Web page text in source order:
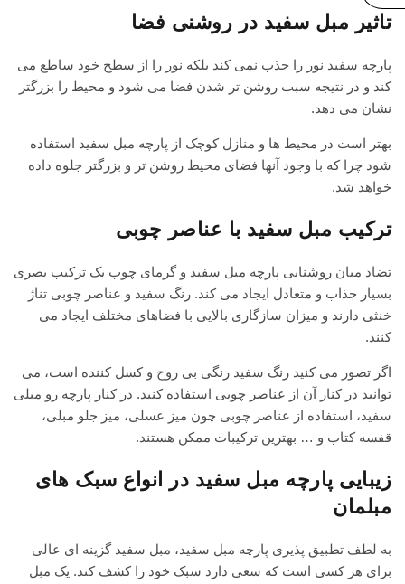
تاثیر مبل سفید در روشنی فضا
پارچه سفید نور را جذب نمی کند بلکه نور را از سطح خود ساطع می
کند و در نتیجه سبب روشن تر شدن فضا می شود و محیط را بزرگتر
نشان می دهد.
بهتر است در محیط ها و منازل کوچک از پارچه مبل سفید استفاده
شود چرا که با وجود آنها فضای محیط روشن تر و بزرگتر جلوه داده
خواهد شد.
ترکیب مبل سفید با عناصر چوبی
تضاد میان روشنایی پارچه مبل سفید و گرمای چوب یک ترکیب بصری
بسیار جذاب و متعادل ایجاد می کند. رنگ سفید و عناصر چوبی تناژ
خنثی دارند و میزان سازگاری بالایی با فضاهای مختلف ایجاد می
کنند.
اگر تصور می کنید رنگ سفید رنگی بی روح و کسل کننده است، می
توانید در کنار آن از عناصر چوبی استفاده کنید. در کنار پارچه رو مبلی
سفید، استفاده از عناصر چوبی چون میز عسلی، میز جلو مبلی،
قفسه کتاب و … بهترین ترکیبات ممکن هستند.
زیبایی پارچه مبل سفید در انواع سبک های
مبلمان
به لطف تطبیق پذیری پارچه مبل سفید، مبل سفید گزینه ای عالی
برای هر کسی است که سعی دارد سبک خود را کشف کند. یک مبل